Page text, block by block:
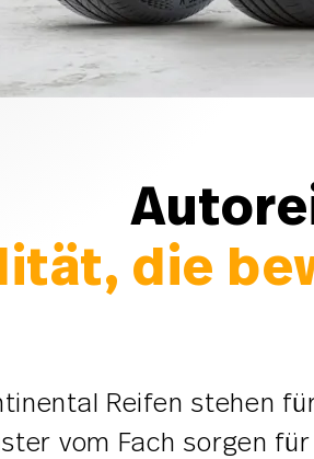
die
Reifen stehen
vom Fach sorgen